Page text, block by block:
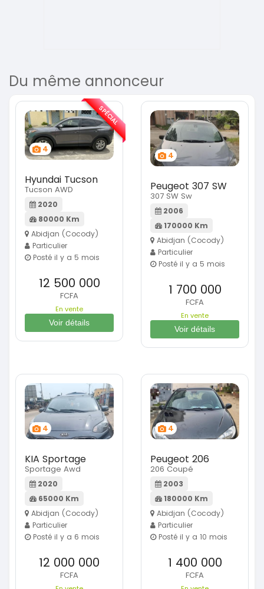
Du même annonceur
4
Hyundai Tucson
Tucson AWD
2020
80000 Km
Abidjan (Cocody)
Particulier
Posté il y a 5 mois
12 500 000
FCFA
En vente
Voir détails
SPÉCIAL
4
Peugeot 307 SW
307 SW Sw
2006
170000 Km
Abidjan (Cocody)
Particulier
Posté il y a 5 mois
1 700 000
FCFA
En vente
Voir détails
4
KIA Sportage
Sportage Awd
2020
65000 Km
Abidjan (Cocody)
Particulier
Posté il y a 6 mois
12 000 000
FCFA
4
Peugeot 206
206 Coupé
2003
180000 Km
Abidjan (Cocody)
Particulier
Posté il y a 10 mois
1 400 000
FCFA